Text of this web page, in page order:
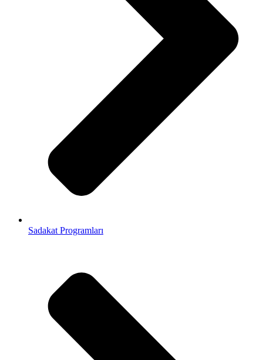
Sadakat Programları